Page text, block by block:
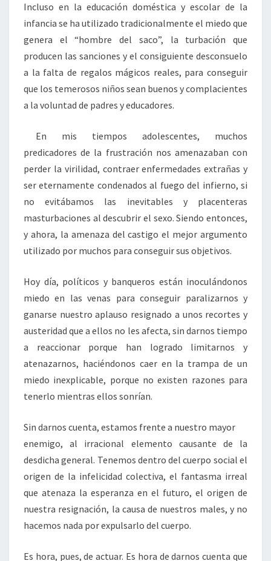
Incluso en la educación doméstica y escolar de la
infancia se ha utilizado tradicionalmente el miedo que
genera el “hombre del saco”, la turbación que
producen las sanciones y el consiguiente desconsuelo
a la falta de regalos mágicos reales, para conseguir
que los temerosos niños sean buenos y complacientes
a la voluntad de padres y educadores.
En mis tiempos adolescentes, muchos
predicadores de la frustración nos amenazaban con
perder la virilidad, contraer enfermedades extrañas y
ser eternamente condenados al fuego del infierno, si
no evitábamos las inevitables y placenteras
masturbaciones al descubrir el sexo. Siendo entonces,
y ahora, la amenaza del castigo el mejor argumento
utilizado por muchos para conseguir sus objetivos.
Hoy día, políticos y banqueros están inoculándonos
miedo en las venas para conseguir paralizarnos y
ganarse nuestro aplauso resignado a unos recortes y
austeridad que a ellos no les afecta, sin darnos tiempo
a reaccionar porque han logrado limitarnos y
atenazarnos, haciéndonos caer en la trampa de un
miedo inexplicable, porque no existen razones para
tenerlo mientras ellos sonrían.
Sin darnos cuenta, estamos frente a nuestro mayor
enemigo, al irracional elemento causante de la
desdicha general. Tenemos dentro del cuerpo social el
origen de la infelicidad colectiva, el fantasma irreal
que atenaza la esperanza en el futuro, el origen de
nuestra resignación, la causa de nuestros males, y no
hacemos nada por expulsarlo del cuerpo.
Es hora, pues, de actuar. Es hora de darnos cuenta que